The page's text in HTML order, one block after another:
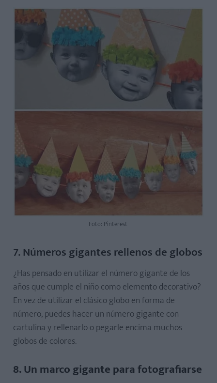
Foto: Pinterest
7. Números gigantes rellenos de globos
¿Has pensado en utilizar el número gigante de los
años que cumple el niño como elemento decorativo?
En vez de utilizar el clásico globo en forma de
número, puedes hacer un número gigante con
cartulina y rellenarlo o pegarle encima muchos
globos de colores.
8. Un marco gigante para fotografiarse